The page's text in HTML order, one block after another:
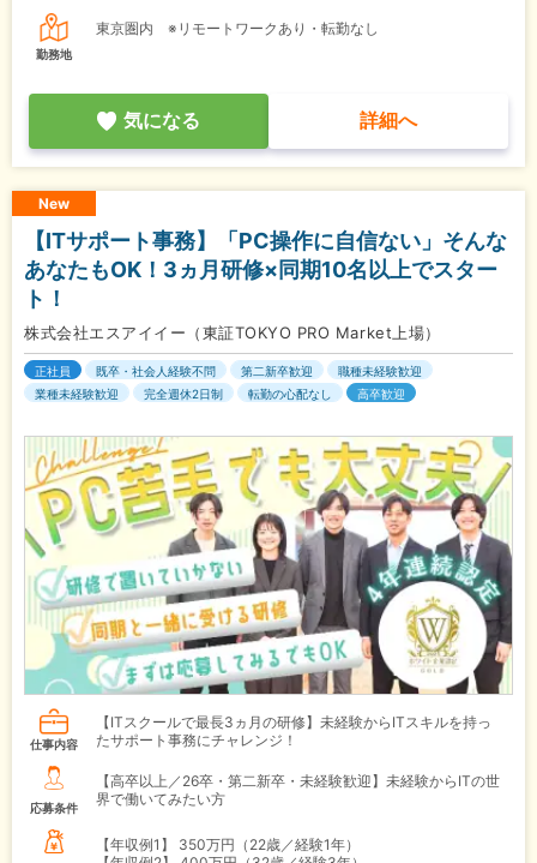
勤務地
東京圏内 ※リモートワークあり・転勤なし
気になる 詳細へ
New
【ITサポート事務】「PC操作に自信ない」そんな
あなたもOK！3ヵ月研修×同期10名以上でスター
ト！
株式会社エスアイイー（東証TOKYO PRO Market上場）
正社員 既卒・社会人経験不問 第二新卒歓迎
職種未経験歓迎
業種未経験歓迎
完全週休2日制 転勤の心配なし 高卒歓迎
仕事内容
【ITスクールで最長3ヵ月の研修】未経験からITスキルを持っ
たサポート事務にチャレンジ！
応募条件
【高卒以上／26卒・第二新卒・未経験歓迎】未経験からITの世
界で働いてみたい方
【年収例1】
350万円（22歳／経験1年）